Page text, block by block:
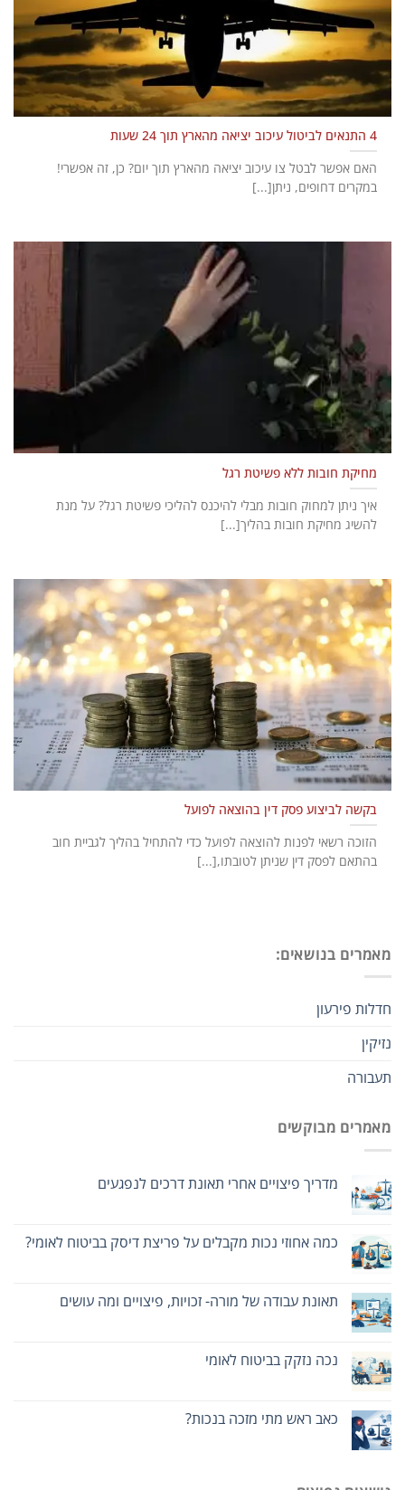
מאמרים בנושאים:
חדלות פירעון
נזיקין
תעבורה
מאמרים מבוקשים
מדריך פיצויים אחרי תאונת דרכים לנפגעים
כמה אחוזי נכות מקבלים על פריצת דיסק בביטוח לאומי?
תאונת עבודה של מורה- זכויות, פיצויים ומה עושים
נכה נזקק בביטוח לאומי
כאב ראש מתי מזכה בנכות?
4 התנאים לביטול עיכוב יציאה מהארץ תוך 24 שעות
האם אפשר לבטל צו עיכוב יציאה מהארץ תוך יום? כן, זה אפשרי!
במקרים דחופים, ניתן[...]
מחיקת חובות ללא פשיטת רגל
איך ניתן למחוק חובות מבלי להיכנס להליכי פשיטת רגל? על מנת
להשיג מחיקת חובות בהליך[...]
בקשה לביצוע פסק דין בהוצאה לפועל
הזוכה רשאי לפנות להוצאה לפועל כדי להתחיל בהליך לגביית חוב
בהתאם לפסק דין שניתן לטובתו,[...]